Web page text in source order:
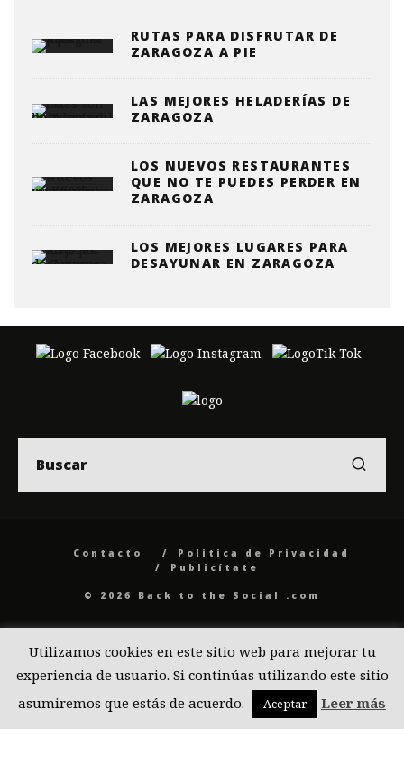
RUTAS PARA DISFRUTAR DE
ZARAGOZA A PIE
LAS MEJORES HELADERÍAS DE
ZARAGOZA
LOS NUEVOS RESTAURANTES
QUE NO TE PUEDES PERDER EN
ZARAGOZA
LOS MEJORES LUGARES PARA
DESAYUNAR EN ZARAGOZA
Contacto
Politica de Privacidad
Publicítate
© 2026 Back to the Social .com
Utilizamos cookies en este sitio web para mejorar tu
experiencia de usuario. Si continúas utilizando este sitio
asumiremos que estás de acuerdo.
Aceptar Leer más